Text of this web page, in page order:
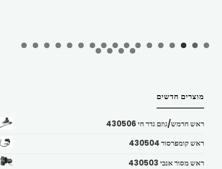
מוצרים חדשים
ראש חרמש/גוזם גדר חי 430506
ראש קומפרסור 430504
ראש מסור אנכי 430503